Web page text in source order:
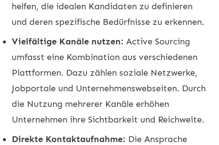
helfen, die idealen Kandidaten zu definieren
und deren spezifische Bedürfnisse zu erkennen.
Vielfältige Kanäle nutzen: Active Sourcing
umfasst eine Kombination aus verschiedenen
Plattformen. Dazu zählen soziale Netzwerke,
Jobportale und Unternehmenswebseiten. Durch
die Nutzung mehrerer Kanäle erhöhen
Unternehmen ihre Sichtbarkeit und Reichweite.
Direkte Kontaktaufnahme: Die Ansprache